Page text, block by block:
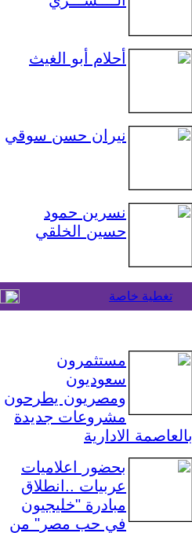
أحلام أبو الغيث
نيران حسن سوقي
نسرين حمود
حسين الخلقي
تغطية خاصة
مستثمرون
سعوديون
ومصريون يطرحون
مشروعات جديدة
بالعاصمة الادارية
بحضور اعلاميات
عربيات ..انطلاق
مبادرة "خليجيون
في حب مصر" من